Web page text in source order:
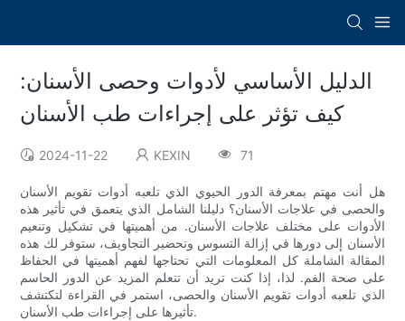
الدليل الأساسي لأدوات وحصى الأسنان:
كيف تؤثر على إجراءات طب الأسنان
2024-11-22 KEXIN 71
هل أنت مهتم بمعرفة الدور الحيوي الذي تلعبه أدوات تقويم الأسنان
والحصى في علاجات الأسنان؟ دليلنا الشامل الذي يتعمق في تأثير هذه
الأدوات على مختلف علاجات الأسنان. من أهميتها في تشكيل وتنعيم
الأسنان إلى دورها في إزالة التسوس وتحضير التجاويف، ستوفر لك هذه
المقالة الشاملة كل المعلومات التي تحتاجها لفهم أهميتها في الحفاظ
على صحة الفم. لذا، إذا كنت تريد أن تتعلم المزيد عن الدور الحاسم
الذي تلعبه أدوات تقويم الأسنان والحصى، استمر في القراءة لتكتشف
تأثيرها على إجراءات طب الأسنان.